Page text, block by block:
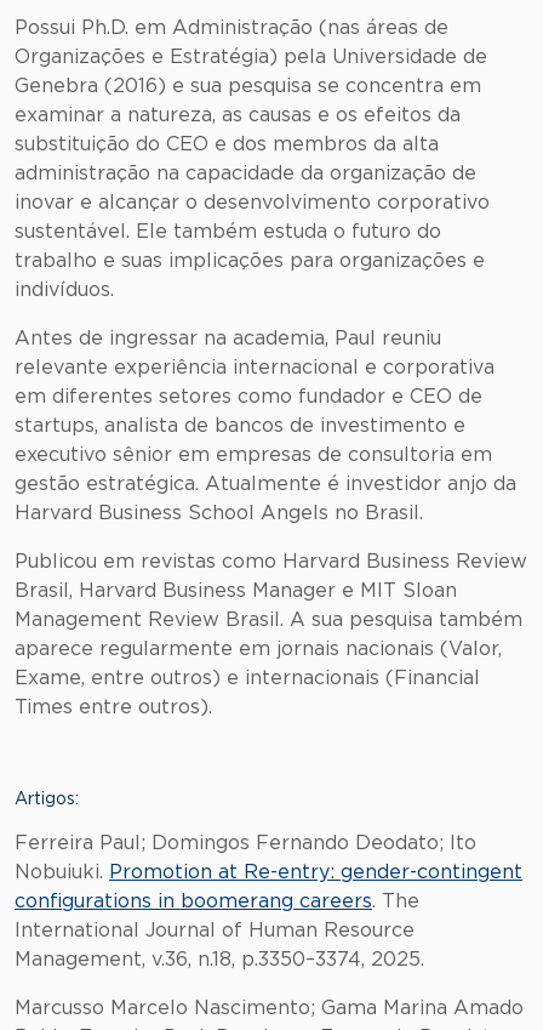
Possui Ph.D. em Administração (nas áreas de
Organizações e Estratégia) pela Universidade de
Genebra (2016) e sua pesquisa se concentra em
examinar a natureza, as causas e os efeitos da
substituição do CEO e dos membros da alta
administração na capacidade da organização de
inovar e alcançar o desenvolvimento corporativo
sustentável. Ele também estuda o futuro do
trabalho e suas implicações para organizações e
indivíduos.
Antes de ingressar na academia, Paul reuniu
relevante experiência internacional e corporativa
em diferentes setores como fundador e CEO de
startups, analista de bancos de investimento e
executivo sênior em empresas de consultoria em
gestão estratégica. Atualmente é investidor anjo da
Harvard Business School Angels no Brasil.
Publicou em revistas como Harvard Business Review
Brasil, Harvard Business Manager e MIT Sloan
Management Review Brasil. A sua pesquisa também
aparece regularmente em jornais nacionais (Valor,
Exame, entre outros) e internacionais (Financial
Times entre outros).
Artigos:
Ferreira Paul; Domingos Fernando Deodato; Ito
Nobuiuki. Promotion at Re-entry: gender-contingent
configurations in boomerang careers. The
International Journal of Human Resource
Management, v.36, n.18, p.3350–3374, 2025.
Marcusso Marcelo Nascimento; Gama Marina Amado